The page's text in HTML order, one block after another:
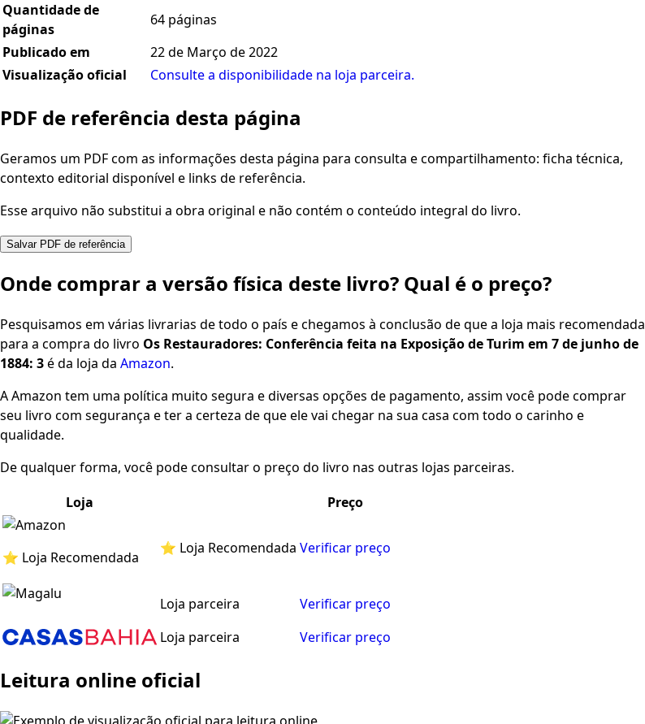
Quantidade de
páginas
64 páginas
Publicado em
22 de Março de 2022
Visualização oficial
Consulte a disponibilidade na loja parceira.
PDF de referência desta página
Geramos um PDF com as informações desta página para consulta e compartilhamento: ficha técnica,
contexto editorial disponível e links de referência.
Esse arquivo não substitui a obra original e não contém o conteúdo integral do livro.
Salvar PDF de referência
Onde comprar a versão física deste livro? Qual é o preço?
Pesquisamos em várias livrarias de todo o país e chegamos à conclusão de que a loja mais recomendada
para a compra do livro Os Restauradores: Conferência feita na Exposição de Turim em 7 de junho de
1884: 3é da loja da Amazon.
A Amazon tem uma política muito segura e diversas opções de pagamento, assim você pode comprar
seu livro com segurança e ter a certeza de que ele vai chegar na sua casa com todo o carinho e
qualidade.
De qualquer forma, você pode consultar o preço do livro nas outras lojas parceiras.
Loja
Preço
⭐ Loja Recomendada
⭐ Loja Recomendada Verificar preço
Loja parceira
Verificar preço
Loja parceira
Verificar preço
Leitura online oficial